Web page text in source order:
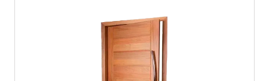
Disponível nos tamanhos 60 / 70 / 80 / 90 / 100 /
altura de 2,10 m
sem pintura ou verniz, permitindo
pers onalização conforme o projeto.